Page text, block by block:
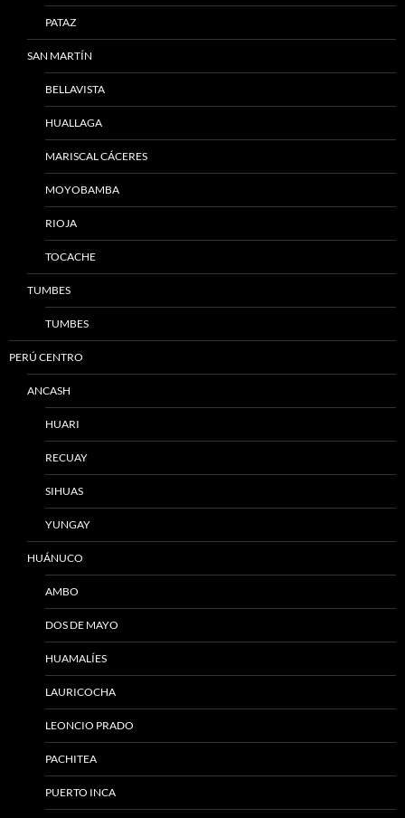
PATAZ
SAN MARTÍN
BELLAVISTA
HUALLAGA
MARISCAL CÁCERES
MOYOBAMBA
RIOJA
TOCACHE
TUMBES
TUMBES
PERÚ CENTRO
ANCASH
HUARI
RECUAY
SIHUAS
YUNGAY
HUÁNUCO
AMBO
DOS DE MAYO
HUAMALÍES
LAURICOCHA
LEONCIO PRADO
PACHITEA
PUERTO INCA